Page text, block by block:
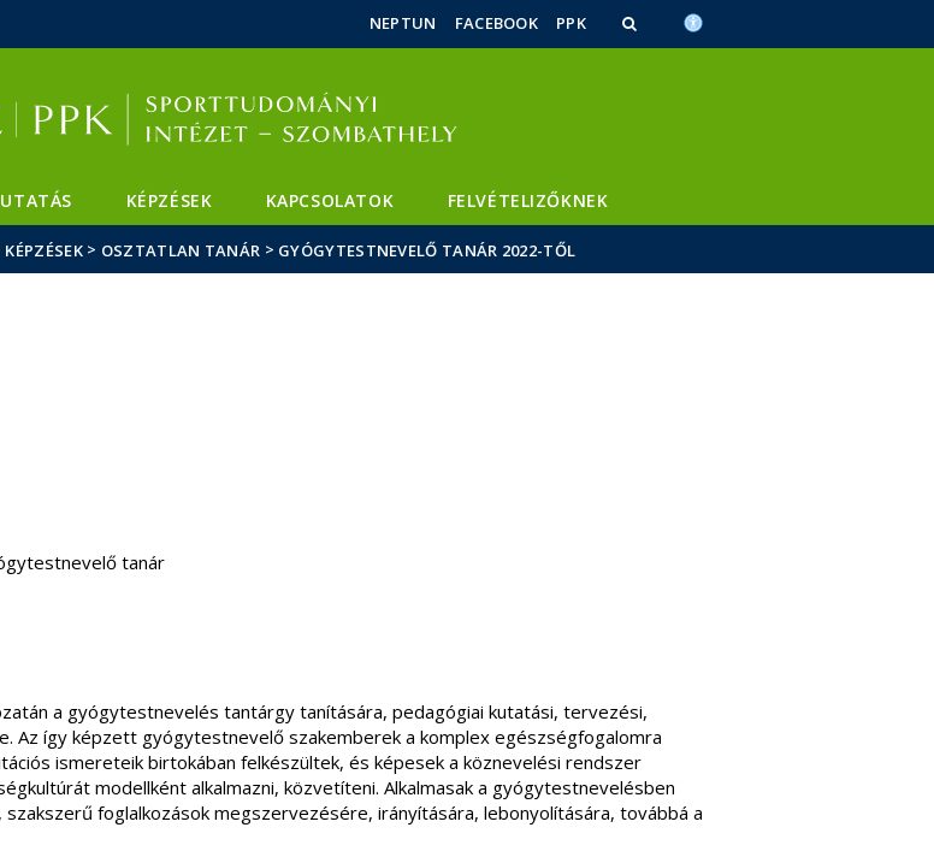
NEPTUN FACEBOOK PPK
KÉPZÉSEK KAPCSOLATOK FELVÉTELIZŐKNEK
KÉPZÉSEK > OSZTATLAN TANÁR > GYÓGYTESTNEVELŐ TANÁR 2022-TŐL
tanár
a gyógytestnevelés tantárgy tanítására, pedagógiai kutatási, tervezési,
Az így képzett gyógytestnevelő szakemberek a komplex egészségfogalomra
ismereteik birtokában felkészültek, és képesek a köznevelési rendszer
modellként alkalmazni, közvetíteni. Alkalmasak a gyógytestnevelésben
foglalkozások megszervezésére, irányítására, lebonyolítására, továbbá a